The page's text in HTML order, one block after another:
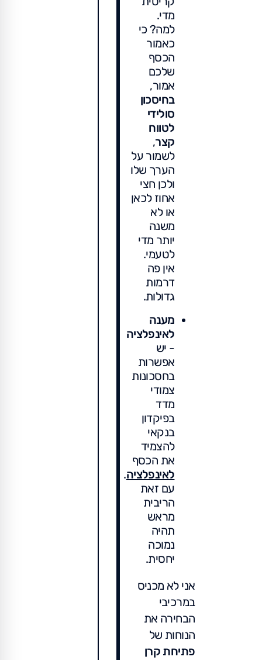
מדי.
למה? כי
כאמור
הכסף
שלכם
אמור,
בחיסכון
סולידי
לטווח
קצר,
לשמור על
הערך שלו
ולכן חצי
אחוז לכאן
או לא
משנה
יותר מדי
לטעמי.
אין פה
דרמות
גדולות.
מענה
לאינפלציה
- יש
אפשרות
בחסכונות
צמודי
מדד
בפיקדון
בנקאי
להצמיד
את הכסף
לאינפלציה.
עם זאת
הריבית
מראש
תהיה
נמוכה
יחסית.
אני לא מכניס
במרכיבי
הבחירה את
הנוחות של
פתיחת קרן